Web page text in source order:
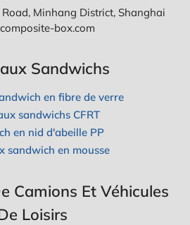
Minhang District, Shanghai
box.com
Sandwichs
en fibre de verre
sandwichs CFRT
en nid d'abeille PP
sandwich en mousse
Camions Et Véhicules
Loisirs